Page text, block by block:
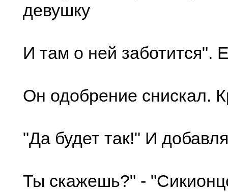
девушку
И там о ней заботится".
Он одобрение снискал.
"Да будет так!" И
Ты скажешь?" -